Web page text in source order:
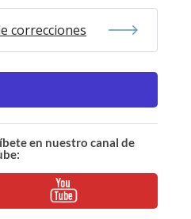
correcciones
en nuestro canal de